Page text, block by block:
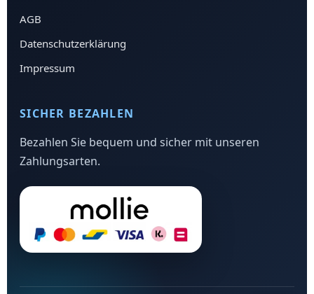
AGB
Datenschutzerklärung
Impressum
SICHER BEZAHLEN
Bezahlen Sie bequem und sicher mit unseren
Zahlungsarten.